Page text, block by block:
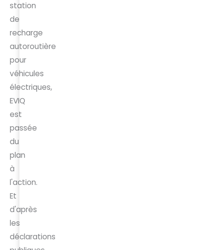
station
de
recharge
autoroutière
pour
véhicules
électriques,
EVIQ
est
passée
du
plan
à
l'action.
Et
d'après
les
déclarations